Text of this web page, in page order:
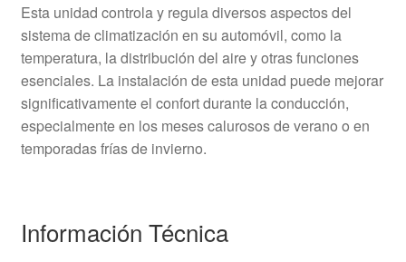
Esta unidad controla y regula diversos aspectos del
sistema de climatización en su automóvil, como la
temperatura, la distribución del aire y otras funciones
esenciales. La instalación de esta unidad puede mejorar
significativamente el confort durante la conducción,
especialmente en los meses calurosos de verano o en
temporadas frías de invierno.
Información Técnica